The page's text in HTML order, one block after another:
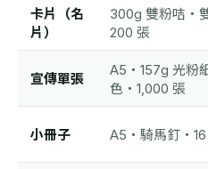
卡片（名
片）
300g 雙粉咭・
200 張
宣傳單張
A5・157g 光粉
色・1,000 張
小冊子 A5・騎馬釘・